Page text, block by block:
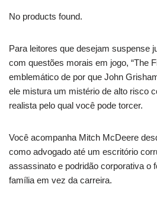
No products found.
Para leitores que desejam suspense
com questões morais em jogo, “The
emblemático de por que John
ele mistura um mistério de alto risco
realista pelo qual você pode torcer.
Você acompanha Mitch McDeere
como advogado até um escritório
assassinato e podridão corporativa o
família em vez da carreira.